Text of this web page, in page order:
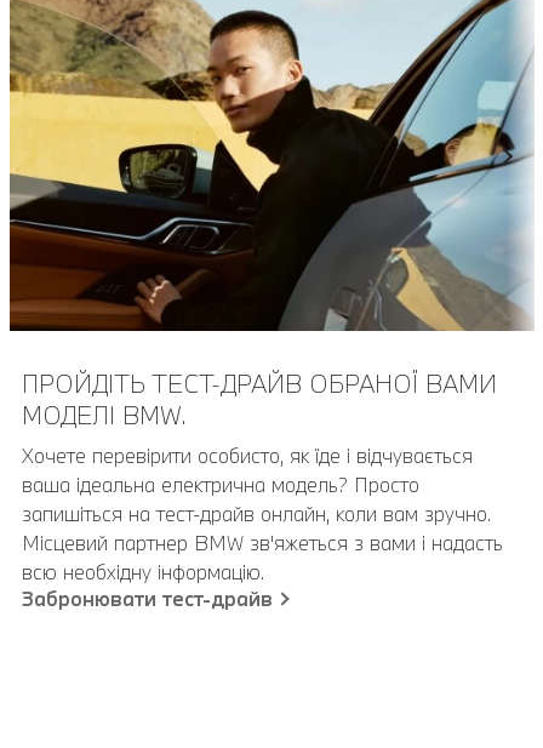
ПРОЙДІТЬ ТЕСТ-ДРАЙВ ОБРАНОЇ ВАМИ
МОДЕЛІ BMW.
Хочете перевірити особисто, як їде і відчувається
ваша ідеальна електрична модель? Просто
запишіться на тест-драйв онлайн, коли вам зручно.
Місцевий партнер BMW зв'яжеться з вами і надасть
всю необхідну інформацію.
Забронювати тест-драйв